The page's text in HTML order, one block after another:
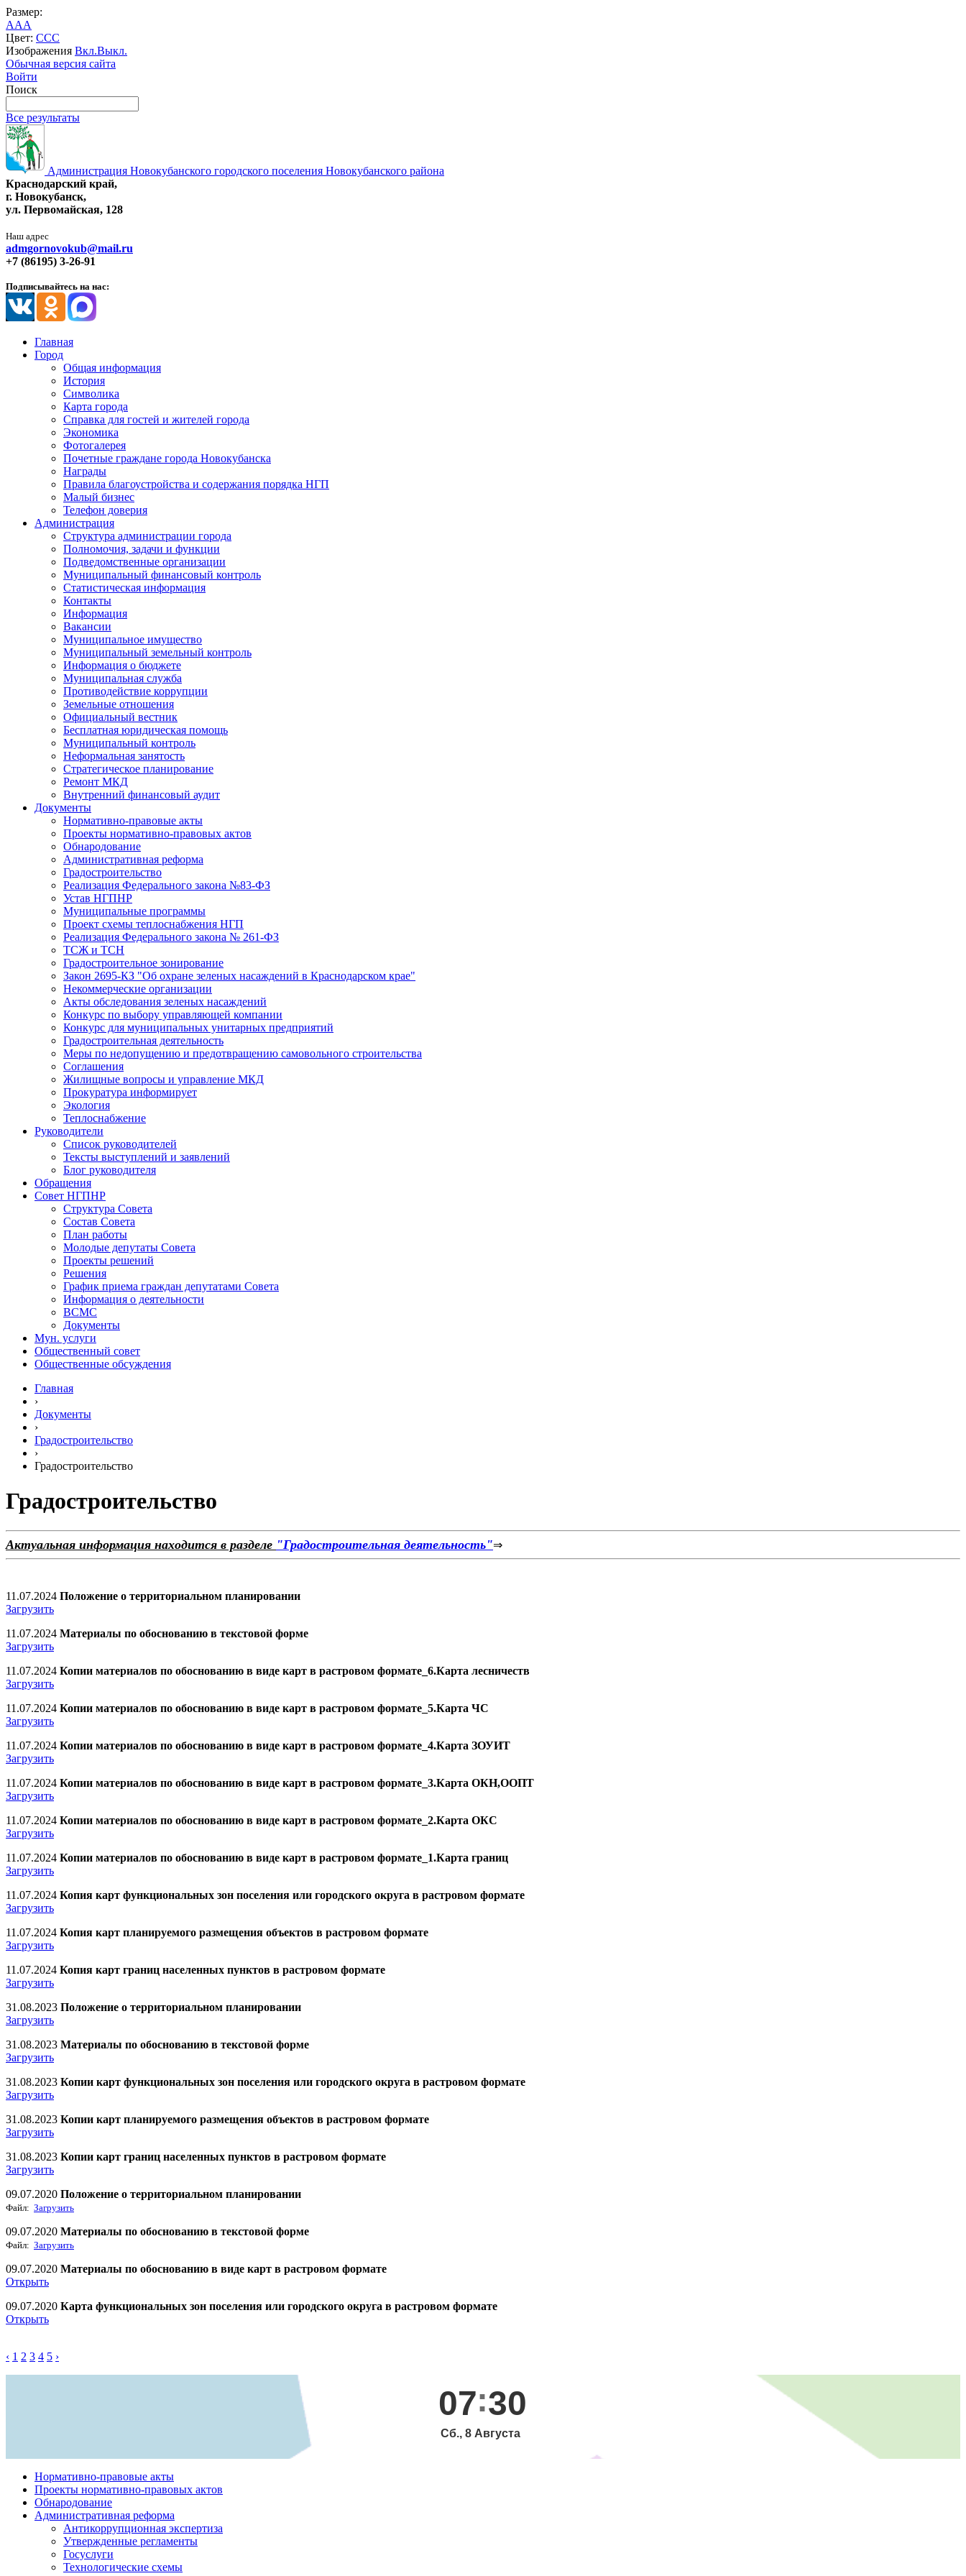
Размер:
AAA
Цвет: CCC
Изображения Вкл.Выкл.
Обычная версия сайта
Войти
Поиск
Все результаты
Администрация Новокубанского городского поселения Новокубанского района
Краснодарский край,
г. Новокубанск,
ул. Первомайская, 128
Наш адрес
admgornovokub@mail.ru
+7 (86195) 3-26-91
Подписывайтесь на нас:
Главная
Город
Общая информация
История
Символика
Карта города
Справка для гостей и жителей города
Экономика
Фотогалерея
Почетные граждане города Новокубанска
Награды
Правила благоустройства и содержания порядка НГП
Малый бизнес
Телефон доверия
Администрация
Структура администрации города
Полномочия, задачи и функции
Подведомственные организации
Муниципальный финансовый контроль
Статистическая информация
Контакты
Информация
Вакансии
Муниципальное имущество
Муниципальный земельный контроль
Информация о бюджете
Муниципальная служба
Противодействие коррупции
Земельные отношения
Официальный вестник
Бесплатная юридическая помощь
Муниципальный контроль
Неформальная занятость
Стратегическое планирование
Ремонт МКД
Внутренний финансовый аудит
Документы
Нормативно-правовые акты
Проекты нормативно-правовых актов
Обнародование
Административная реформа
Градостроительство
Реализация Федерального закона №83-ФЗ
Устав НГПНР
Муниципальные программы
Проект схемы теплоснабжения НГП
Реализация Федерального закона № 261-ФЗ
ТСЖ и ТСН
Градостроительное зонирование
Закон 2695-КЗ "Об охране зеленых насаждений в Краснодарском крае"
Некоммерческие организации
Акты обследования зеленых насаждений
Конкурс по выбору управляющей компании
Конкурс для муниципальных унитарных предприятий
Градостроительная деятельность
Меры по недопущению и предотвращению самовольного строительства
Соглашения
Жилищные вопросы и управление МКД
Прокуратура информирует
Экология
Теплоснабжение
Руководители
Список руководителей
Тексты выступлений и заявлений
Блог руководителя
Обращения
Совет НГПНР
Структура Совета
Состав Совета
План работы
Молодые депутаты Совета
Проекты решений
Решения
График приема граждан депутатами Совета
Информация о деятельности
ВСМС
Документы
Мун. услуги
Общественный совет
Общественные обсуждения
Главная
›
Документы
›
Градостроительство
›
Градостроительство
Градостроительство
Актуальная информация находится в разделе "Градостроительная деятельность"⇒
11.07.2024 Положение о территориальном планировании
Загрузить
11.07.2024 Материалы по обоснованию в текстовой форме
Загрузить
11.07.2024 Копии материалов по обоснованию в виде карт в растровом формате_6.Карта лесничеств
Загрузить
11.07.2024 Копии материалов по обоснованию в виде карт в растровом формате_5.Карта ЧС
Загрузить
11.07.2024 Копии материалов по обоснованию в виде карт в растровом формате_4.Карта ЗОУИТ
Загрузить
11.07.2024 Копии материалов по обоснованию в виде карт в растровом формате_3.Карта ОКН,ООПТ
Загрузить
11.07.2024 Копии материалов по обоснованию в виде карт в растровом формате_2.Карта ОКС
Загрузить
11.07.2024 Копии материалов по обоснованию в виде карт в растровом формате_1.Карта границ
Загрузить
11.07.2024 Копия карт функциональных зон поселения или городского округа в растровом формате
Загрузить
11.07.2024 Копия карт планируемого размещения объектов в растровом формате
Загрузить
11.07.2024 Копия карт границ населенных пунктов в растровом формате
Загрузить
31.08.2023 Положение о территориальном планировании
Загрузить
31.08.2023 Материалы по обоснованию в текстовой форме
Загрузить
31.08.2023 Копии карт функциональных зон поселения или городского округа в растровом формате
Загрузить
31.08.2023 Копии карт планируемого размещения объектов в растровом формате
Загрузить
31.08.2023 Копии карт границ населенных пунктов в растровом формате
Загрузить
09.07.2020 Положение о территориальном планировании
Файл: Загрузить
09.07.2020 Материалы по обоснованию в текстовой форме
Файл: Загрузить
09.07.2020 Материалы по обоснованию в виде карт в растровом формате
Открыть
09.07.2020 Карта функциональных зон поселения или городского округа в растровом формате
Открыть
‹ 1 2 3 4 5 ›
07 30
Сб., 8 Августа
Нормативно-правовые акты
Проекты нормативно-правовых актов
Обнародование
Административная реформа
Антикоррупционная экспертиза
Утвержденные регламенты
Госуслуги
Технологические схемы